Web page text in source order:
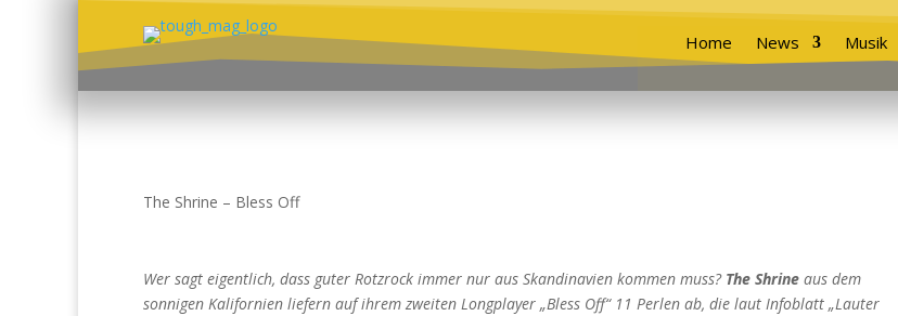
Home News Musik
The Shrine – Bless Off
Wer sagt eigentlich, dass guter Rotzrock immer nur aus Skandinavien kommen muss? The Shrine aus dem
sonnigen Kalifornien liefern auf ihrem zweiten Longplayer „Bless Off“ 11 Perlen ab, die laut Infoblatt „Lauter